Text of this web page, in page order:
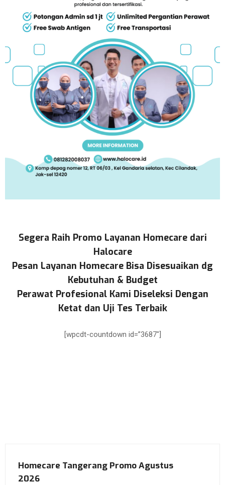
Segera Raih Promo Layanan Homecare dari
Halocare
Pesan Layanan Homecare Bisa Disesuaikan dg
Kebutuhan & Budget
Perawat Profesional Kami Diseleksi Dengan
Ketat dan Uji Tes Terbaik
[wpcdt-countdown id=”3687″]
Homecare Tangerang Promo Agustus
2026